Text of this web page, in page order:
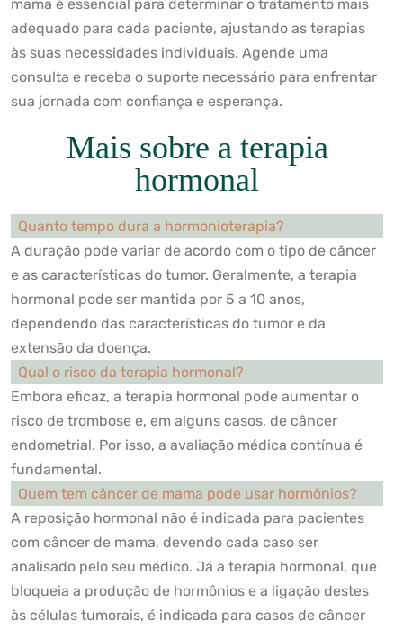
mama é essencial para determinar o tratamento mais
adequado para cada paciente, ajustando as terapias
às suas necessidades individuais. Agende uma
consulta e receba o suporte necessário para enfrentar
sua jornada com confiança e esperança.
Mais sobre a terapia
hormonal
Quanto tempo dura a hormonioterapia?
A duração pode variar de acordo com o tipo de câncer
e as características do tumor. Geralmente, a terapia
hormonal pode ser mantida por 5 a 10 anos,
dependendo das características do tumor e da
extensão da doença.
Qual o risco da terapia hormonal?
Embora eficaz, a terapia hormonal pode aumentar o
risco de trombose e, em alguns casos, de câncer
endometrial. Por isso, a avaliação médica contínua é
fundamental.
Quem tem câncer de mama pode usar hormônios?
A reposição hormonal não é indicada para pacientes
com câncer de mama, devendo cada caso ser
analisado pelo seu médico. Já a terapia hormonal, que
bloqueia a produção de hormônios e a ligação destes
às células tumorais, é indicada para casos de câncer